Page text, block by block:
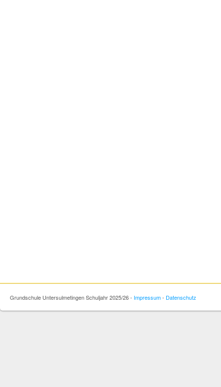
Grundschule Untersulmetingen Schuljahr 2025/26 - Impressum- Datenschutz